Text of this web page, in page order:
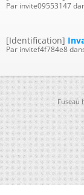
Par invite09553147
[Identification]
Par invitef4f784e8
Fuseau